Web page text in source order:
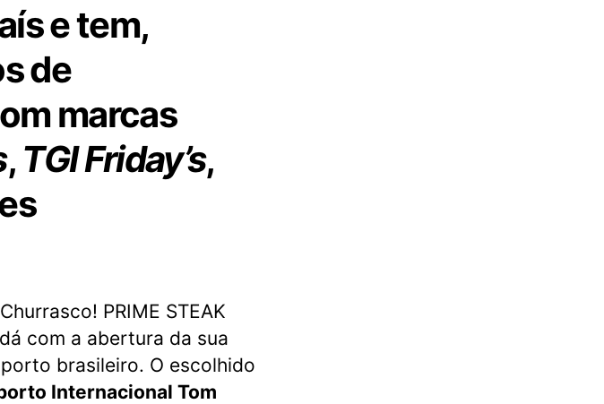
e tem,
de
marcas
, TGI Friday’s,
PRIME STEAK
com a abertura da sua
brasileiro. O escolhido
Internacional Tom